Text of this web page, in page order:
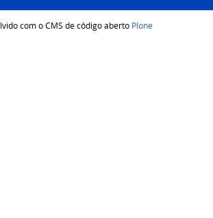
com o CMS de código aberto Plone